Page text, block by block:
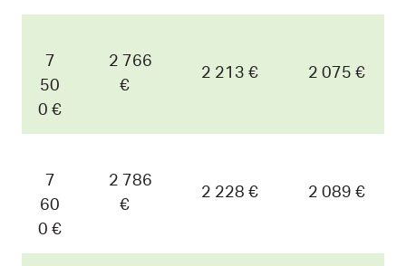
7
50
0 €
2 766
€
2 213 € 2 075 €
7
60
0 €
2 786
€
2 228 € 2 089 €